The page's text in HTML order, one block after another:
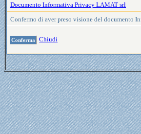
Documento Informativa Privacy LAMAT srl
Confermo di aver preso visione del documento
Chiudi